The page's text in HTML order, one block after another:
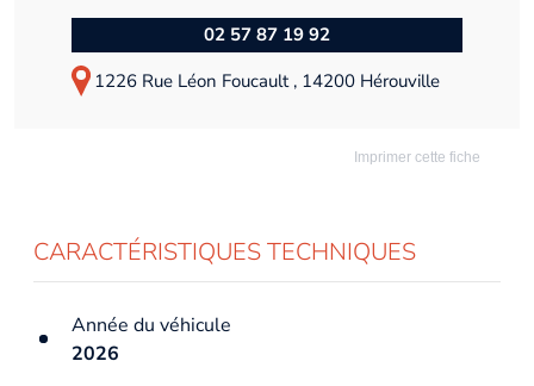
02 57 87 19 92
1226 Rue Léon Foucault , 14200 Hérouville
Imprimer cette fiche
CARACTÉRISTIQUES TECHNIQUES
Année du véhicule
2026